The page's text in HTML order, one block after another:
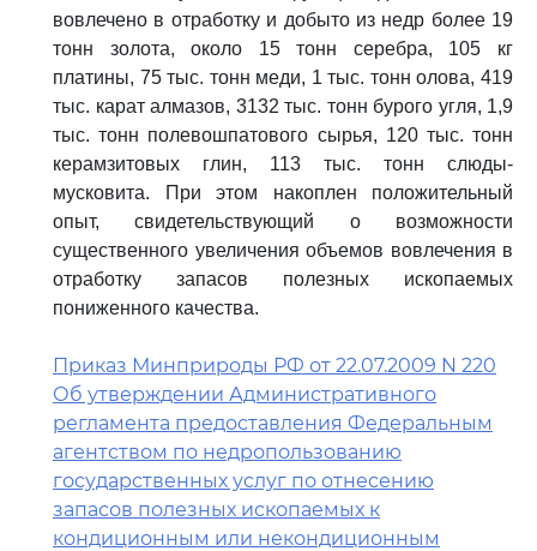
вовлечено в отработку и добыто из недр более 19
тонн золота, около 15 тонн серебра, 105 кг
платины, 75 тыс. тонн меди, 1 тыс. тонн олова, 419
тыс. карат алмазов, 3132 тыс. тонн бурого угля, 1,9
тыс. тонн полевошпатового сырья, 120 тыс. тонн
керамзитовых глин, 113 тыс. тонн слюды-
мусковита. При этом накоплен положительный
опыт, свидетельствующий о возможности
существенного увеличения объемов вовлечения в
отработку запасов полезных ископаемых
пониженного качества.
Приказ Минприроды РФ от 22.07.2009 N 220
Об утверждении Административного
регламента предоставления Федеральным
агентством по недропользованию
государственных услуг по отнесению
запасов полезных ископаемых к
кондиционным или некондиционным